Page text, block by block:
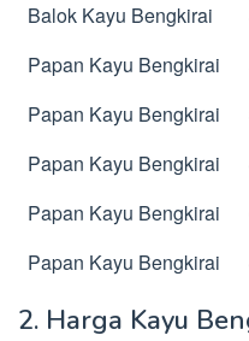
Balok Kayu Bengkirai
Papan Kayu Bengkirai
Papan Kayu Bengkirai
Papan Kayu Bengkirai
Papan Kayu Bengkirai
Papan Kayu Bengkirai
2. Harga Kayu